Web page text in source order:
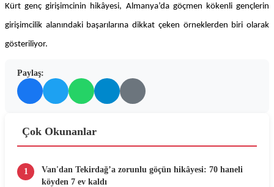
Kürt genç girişimcinin hikâyesi, Almanya’da göçmen kökenli gençlerin
girişimcilik alanındaki başarılarına dikkat çeken örneklerden biri olarak
gösteriliyor.
Paylaş:
Çok Okunanlar
1
Van'dan Tekirdağ’a zorunlu göçün hikâyesi: 70 haneli
köyden 7 ev kaldı